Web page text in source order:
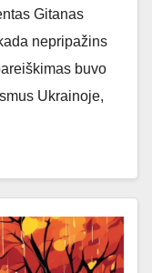
Gitanas
nepripažins
buvo
Ukrainoje,